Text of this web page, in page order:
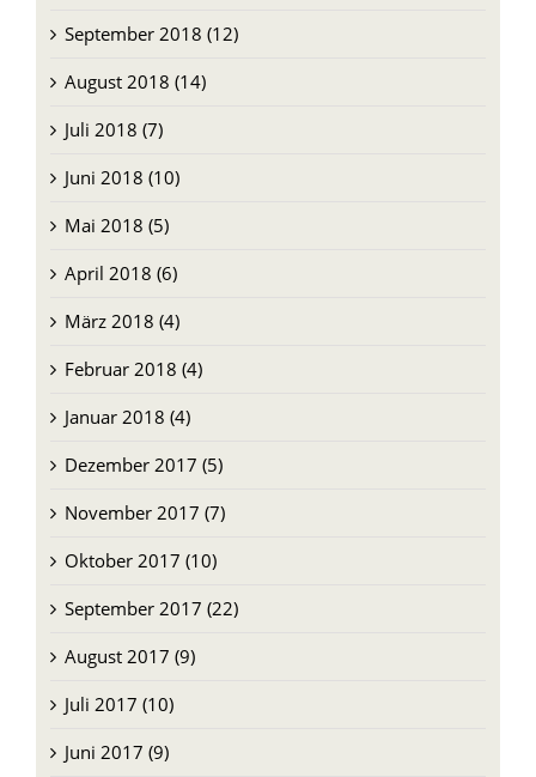
September 2018 (12)
August 2018 (14)
Juli 2018 (7)
Juni 2018 (10)
Mai 2018 (5)
April 2018 (6)
März 2018 (4)
Februar 2018 (4)
Januar 2018 (4)
Dezember 2017 (5)
November 2017 (7)
Oktober 2017 (10)
September 2017 (22)
August 2017 (9)
Juli 2017 (10)
Juni 2017 (9)